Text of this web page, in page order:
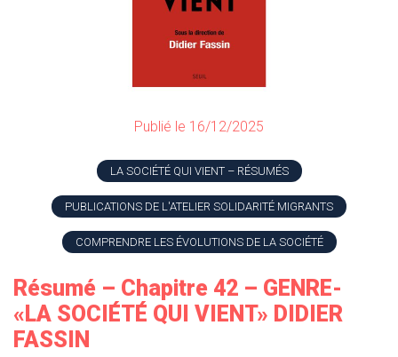
Publié le 16/12/2025
LA SOCIÉTÉ QUI VIENT – RÉSUMÉS
PUBLICATIONS DE L'ATELIER SOLIDARITÉ MIGRANTS
COMPRENDRE LES ÉVOLUTIONS DE LA SOCIÉTÉ
Résumé – Chapitre 42 – GENRE-
«LA SOCIÉTÉ QUI VIENT» DIDIER
FASSIN